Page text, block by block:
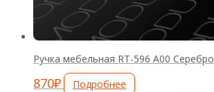
Ручка мебельная RT-596 А00 Серебро
870₽ Подробнее